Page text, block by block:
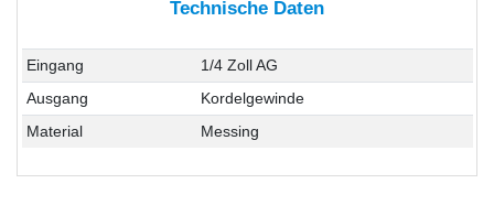
Technische Daten
Eingang
1/4 Zoll AG
Ausgang
Kordelgewinde
Material
Messing